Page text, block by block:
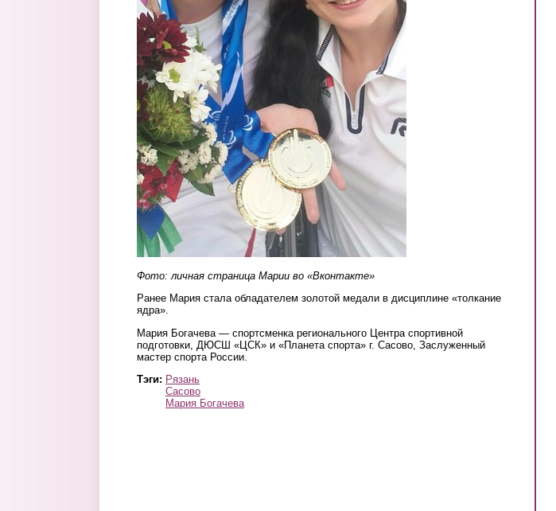
Фото: личная страница Марии во «Вконтакте»
Ранее Мария стала обладателем золотой медали в дисциплине «толкание
ядра».
Мария Богачева — спортсменка регионального Центра спортивной
подготовки, ДЮСШ «ЦСК» и «Планета спорта» г. Сасово, Заслуженный
мастер спорта России.
Тэги: Рязань
Сасово
Мария Богачева